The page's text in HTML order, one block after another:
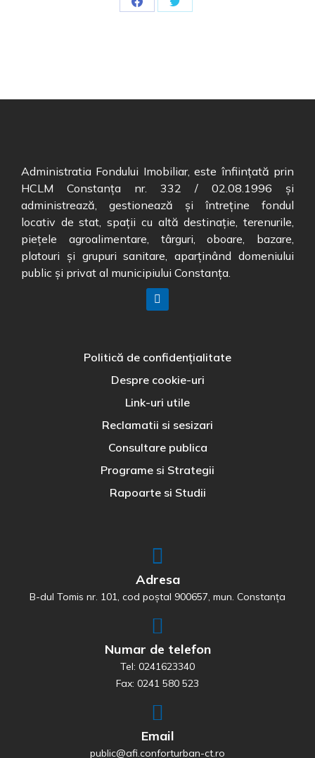
Administratia Fondului Imobiliar, este înființată prin
HCLM Constanța nr. 332 / 02.08.1996 și
administrează, gestionează și întreține fondul
locativ de stat, spații cu altă destinație, terenurile,
piețele agroalimentare, târguri, oboare, bazare,
platouri și grupuri sanitare, aparținând domeniului
public și privat al municipiului Constanța.
Politică de confidențialitate
Despre cookie-uri
Link-uri utile
Reclamatii si sesizari
Consultare publica
Programe si Strategii
Rapoarte si Studii
Adresa
B-dul Tomis nr. 101, cod poștal 900657, mun. Constanța
Numar de telefon
Tel: 0241623340
Fax: 0241 580 523
Email
public@afi.conforturban-ct.ro